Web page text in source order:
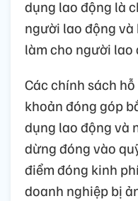
dụng lao động là
người lao động
làm cho người lao
Các chính sách
khoản đóng góp
dụng lao động và
dừng đóng vào
điểm đóng kinh
doanh nghiệp bị